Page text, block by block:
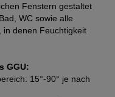
Fenstern gestaltet
WC sowie alle
in denen Feuchtigkeit
GGU:
15°-90° je nach